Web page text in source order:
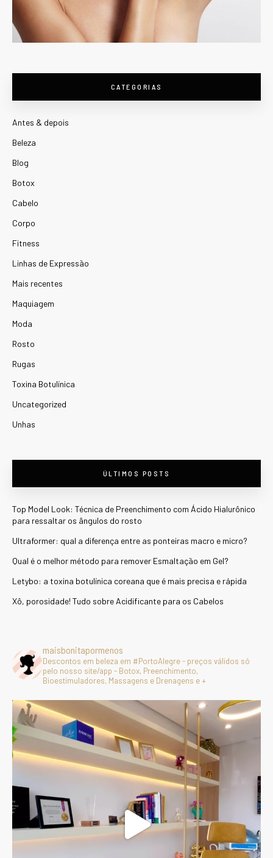
CATEGORIAS
Antes & depois
Beleza
Blog
Botox
Cabelo
Corpo
Fitness
Linhas de Expressão
Mais recentes
Maquiagem
Moda
Rosto
Rugas
Toxina Botulínica
Uncategorized
Unhas
ÚLTIMOS POSTS
Top Model Look: Técnica de Preenchimento com Ácido Hialurônico
para ressaltar os ângulos do rosto
Ultraformer: qual a diferença entre as ponteiras macro e micro?
Qual é o melhor método para remover Esmaltação em Gel?
Letybo: a toxina botulínica coreana que é mais precisa e rápida
Xô, porosidade! Tudo sobre Acidificante para os Cabelos
maisbonitapormenos
Descontos em beleza em #PortoAlegre - preços válidos só
pelo nosso site/app - Botox, Preenchimento,
Bioestimuladores, Massagens e Drenagens e +